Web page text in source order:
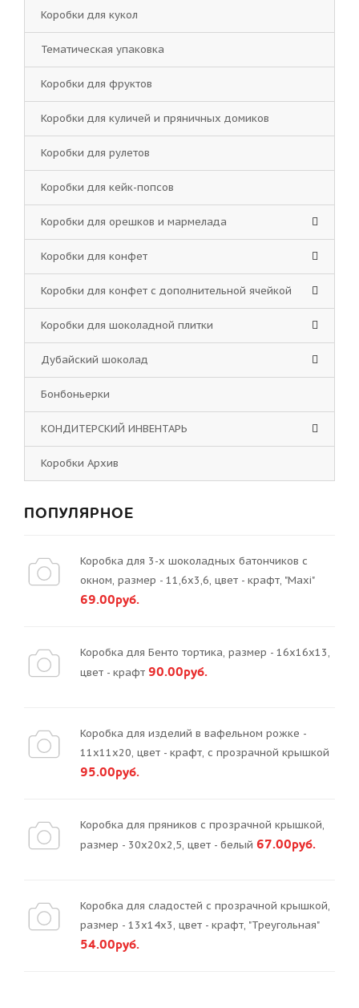
Коробки для кукол
Тематическая упаковка
Коробки для фруктов
Коробки для куличей и пряничных домиков
Коробки для рулетов
Коробки для кейк-попсов
Коробки для орешков и мармелада
Коробки для конфет
Коробки для конфет с дополнительной ячейкой
Коробки для шоколадной плитки
Дубайский шоколад
Бонбоньерки
КОНДИТЕРСКИЙ ИНВЕНТАРЬ
Коробки Архив
ПОПУЛЯРНОЕ
Коробка для 3-х шоколадных батончиков с
окном, размер - 11,6х3,6, цвет - крафт, "Maxi"
69.00руб.
Коробка для Бенто тортика, размер - 16х16х13,
цвет - крафт 90.00руб.
Коробка для изделий в вафельном рожке -
11х11х20, цвет - крафт, с прозрачной крышкой
95.00руб.
Коробка для пряников с прозрачной крышкой,
размер - 30х20х2,5, цвет - белый 67.00руб.
Коробка для сладостей с прозрачной крышкой,
размер - 13х14х3, цвет - крафт, "Треугольная"
54.00руб.